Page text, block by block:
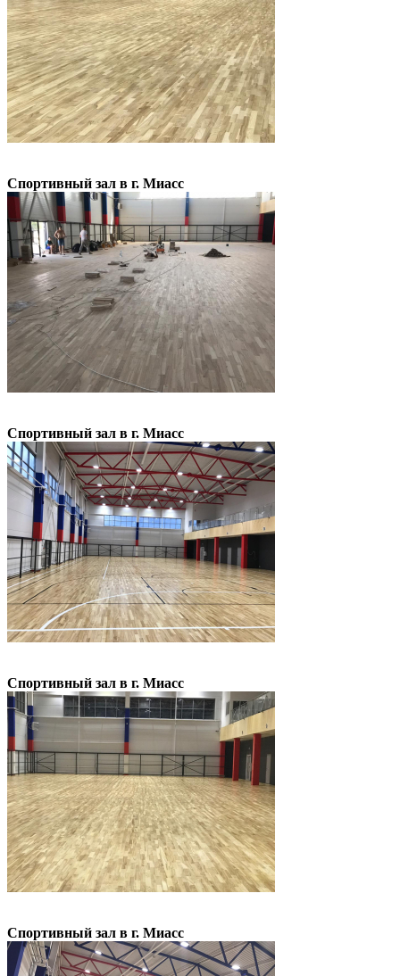
Спортивный зал в г. Миасс
Спортивный зал в г. Миасс
Спортивный зал в г. Миасс
Спортивный зал в г. Миасс